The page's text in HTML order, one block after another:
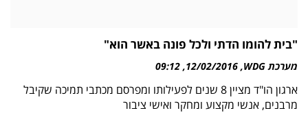
"בית להומו הדתי ולכל פונה באשר הוא"
מערכת WDG 12/02/2016
09:12
ארגון הו"ד מציין 8 שנים לפעילותו ומפרסם מכתבי תמיכה שקיבל
מרבנים, אנשי מקצוע ומחקר ואישי ציבור